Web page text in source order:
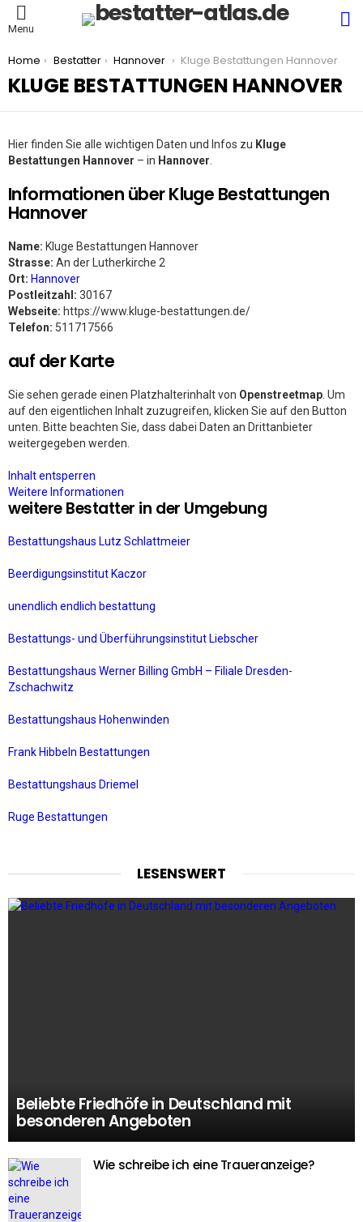
Menu
You are here:
Home Bestatter Hannover Kluge Bestattungen Hannover
KLUGE BESTATTUNGEN HANNOVER
Hier finden Sie alle wichtigen Daten und Infos zu Kluge
Bestattungen Hannover – in Hannover
Informationen über Kluge Bestattungen
Hannover
Name: Kluge Bestattungen Hannover
Strasse: An der Lutherkirche 2
Ort: Hannover
Postleitzahl: 30167
Webseite: https://www.kluge-bestattungen.de/
Telefon: 511717566
auf der Karte
Sie sehen gerade einen Platzhalterinhalt von Openstreetmap . Um
auf den eigentlichen Inhalt zuzugreifen, klicken Sie auf den Button
unten. Bitte beachten Sie, dass dabei Daten an Drittanbieter
weitergegeben werden.
Inhalt entsperren
Weitere Informationen
weitere Bestatter in der Umgebung
Bestattungshaus Lutz Schlattmeier
Beerdigungsinstitut Kaczor
unendlich endlich bestattung
Bestattungs- und Überführungsinstitut Liebscher
Bestattungshaus Werner Billing GmbH – Filiale Dresden-
Zschachwitz
Bestattungshaus Hohenwinden
Frank Hibbeln Bestattungen
Bestattungshaus Driemel
Ruge Bestattungen
LESENSWERT
Beliebte Friedhöfe in Deutschland mit
besonderen Angeboten
Wie schreibe ich eine Traueranzeige?